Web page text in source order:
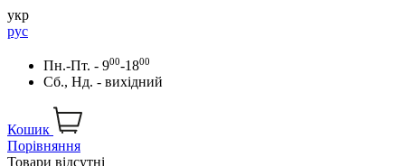
укр
рус
Пн.-Пт. - 900-1800
Сб., Нд. - вихідний
Кошик
Порівняння
Товари відсутні